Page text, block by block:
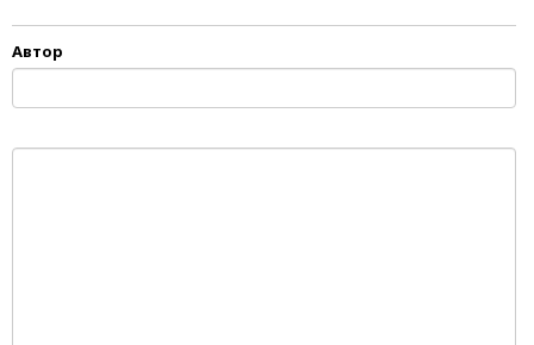
Автор